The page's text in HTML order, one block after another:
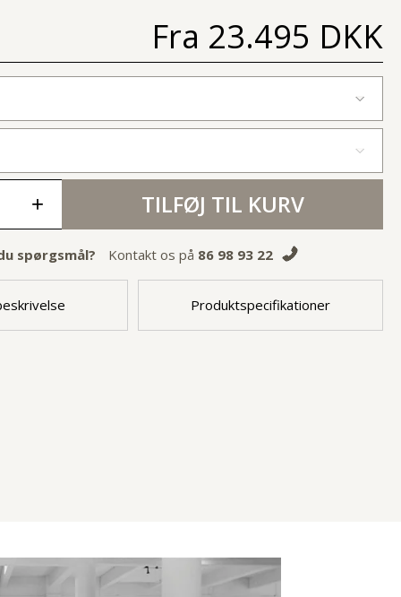
Fra 23.495 DKK
+ TILFØJ TIL KURV
spørgsmål? Kontakt os på 86 98 93 22
Produktspecifikationer